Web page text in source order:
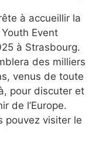
à accueillir la
Event
à Strasbourg.
des milliers
venus de toute
pour discuter et
de l’Europe.
pouvez visiter le